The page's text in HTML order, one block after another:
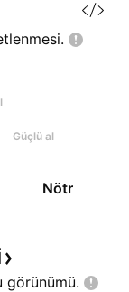
Güçlü al
Nötr
görünümü.